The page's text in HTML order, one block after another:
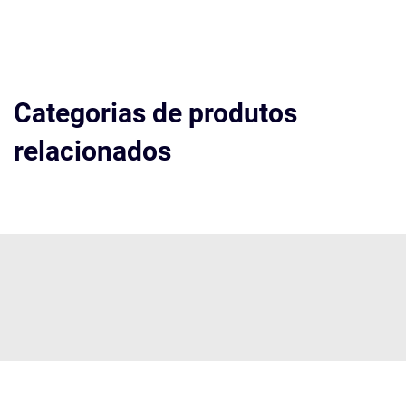
Categorias de produtos
relacionados